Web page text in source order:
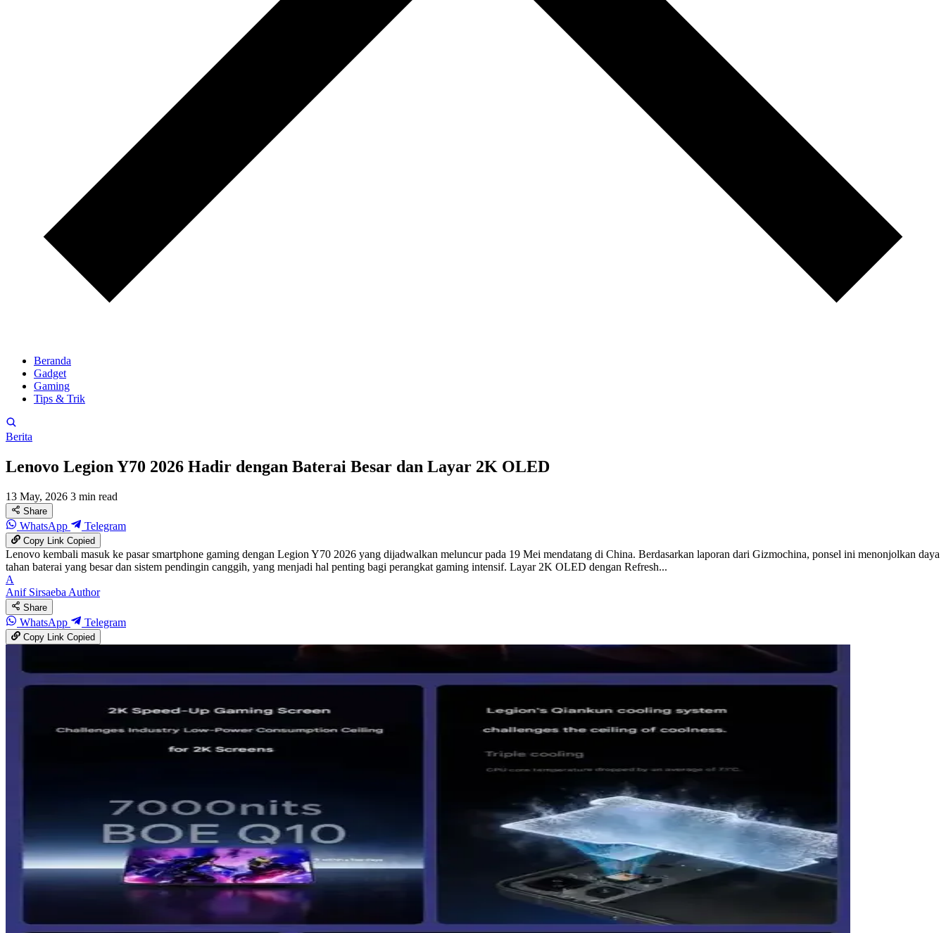
Beranda
Gadget
Gaming
Tips & Trik
Berita
Lenovo Legion Y70 2026 Hadir dengan Baterai Besar dan Layar 2K OLED
13 May, 2026 3 min read
Share
WhatsApp Telegram
Copy LinkCopied
Lenovo kembali masuk ke pasar smartphone gaming dengan Legion Y70 2026 yang dijadwalkan meluncur pada 19 Mei mendatang di China. Berdasarkan laporan dari Gizmochina, ponsel ini menonjolkan daya
tahan baterai yang besar dan sistem pendingin canggih, yang menjadi hal penting bagi perangkat gaming intensif. Layar 2K OLED dengan Refresh...
A
Anif SirsaebaAuthor
Share
WhatsApp Telegram
Copy LinkCopied